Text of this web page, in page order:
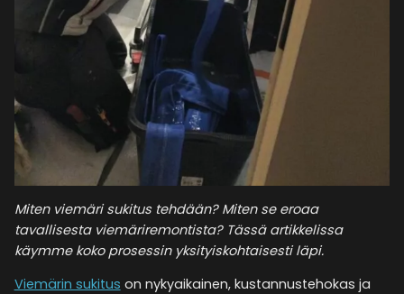
Miten viemäri sukitus tehdään? Miten se eroaa
tavallisesta viemäriremontista? Tässä artikkelissa
käymme koko prosessin yksityiskohtaisesti läpi.
Viemärin sukitus on nykyaikainen, kustannustehokas ja